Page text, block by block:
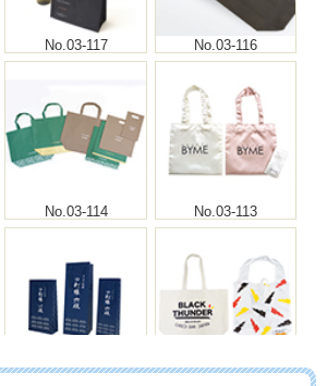
No.03-117 No.03-116
No.03-114 No.03-113
No.03-111 No.03-110